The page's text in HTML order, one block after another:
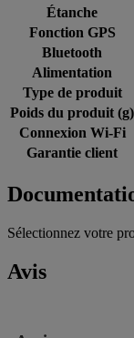
Étanche
Fonction GPS
Bluetooth
Alimentation
Type de produit
Poids du produit (g)
Connexion Wi-Fi
Garantie client
Sélectionnez votre
Avis